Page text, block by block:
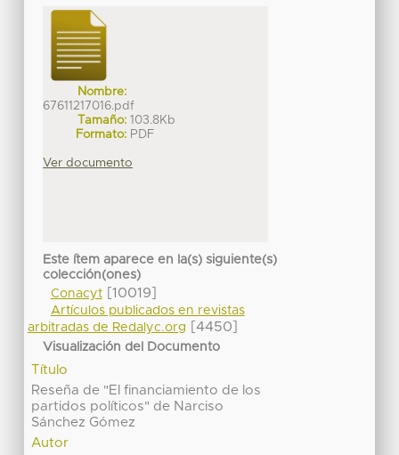
Nombre:
67611217016.pdf
Tamaño: 103.8Kb
Formato: PDF
Ver documento
Este ítem aparece en la(s) siguiente(s)
colección(ones)
Conacyt[10019]
Artículos publicados en revistas
arbitradas de Redalyc.org
[4450]
Visualización del Documento
Título
Reseña de "El financiamiento de los
partidos políticos" de Narciso
Sánchez Gómez
Autor